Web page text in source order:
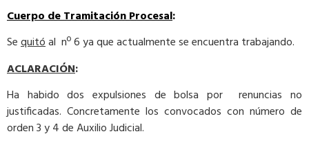
Cuerpo de Tramitación Procesal:
Sequitóal nº 6 ya que actualmente se encuentra trabajando.
ACLARACIÓN:
Ha habido dos expulsiones de bolsa por renuncias no
justificadas. Concretamente los convocados con número de
orden 3 y 4 de Auxilio Judicial.